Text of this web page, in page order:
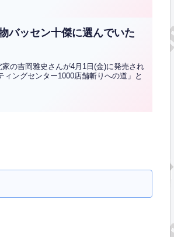
バッセン十傑に選んでいた
の吉岡雅史さんが4月1日(金)に発売され
ングセンター1000店舗斬りへの道」と